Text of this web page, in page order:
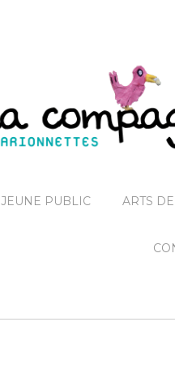
JEUNE PUBLIC ARTS